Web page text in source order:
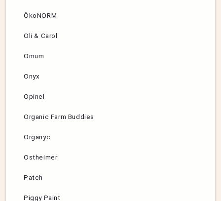
ÖkoNORM
Oli & Carol
Omum
Onyx
Opinel
Organic Farm Buddies
Organyc
Ostheimer
Patch
Piggy Paint